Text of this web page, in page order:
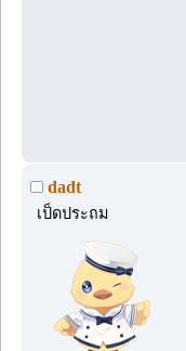
dadt
เป็ดประถม